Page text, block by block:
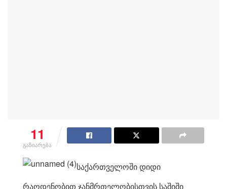
11
გაზიარება
საქართველოში დიდი
რაოდენობით ჯანმრთელობისთვის საშიში